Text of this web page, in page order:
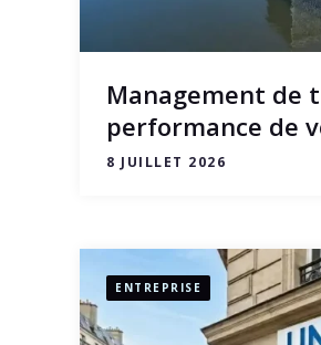
Management de
performance de
8 JUILLET 2026
ENTREPRISE